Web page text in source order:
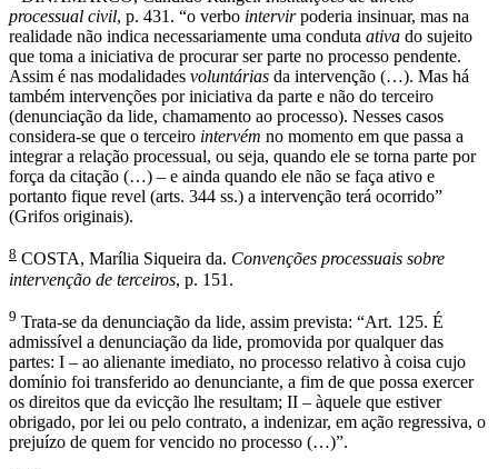
processual civil, p. 431. “o verbo intervirpoderia insinuar, mas na
realidade não indica necessariamente uma conduta ativa do sujeito
que toma a iniciativa de procurar ser parte no processo pendente.
Assim é nas modalidades voluntárias da intervenção (…). Mas há
também intervenções por iniciativa da parte e não do terceiro
(denunciação da lide, chamamento ao processo). Nesses casos
considera-se que o terceiro intervém no momento em que passa a
integrar a relação processual, ou seja, quando ele se torna parte por
força da citação (…) – e ainda quando ele não se faça ativo e
portanto fique revel (arts. 344 ss.) a intervenção terá ocorrido”
(Grifos originais).
8 COSTA, Marília Siqueira da. Convenções processuais sobre
intervenção de terceiros, p. 151.
9 Trata-se da denunciação da lide, assim prevista: “Art. 125. É
admissível a denunciação da lide, promovida por qualquer das
partes: I – ao alienante imediato, no processo relativo à coisa cujo
domínio foi transferido ao denunciante, a fim de que possa exercer
os direitos que da evicção lhe resultam; II – àquele que estiver
obrigado, por lei ou pelo contrato, a indenizar, em ação regressiva, o
prejuízo de quem for vencido no processo (…)”.